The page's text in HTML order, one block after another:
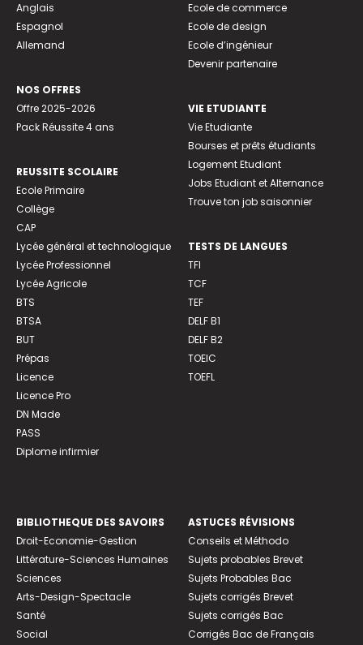
Anglais
Espagnol
Allemand
NOS OFFRES
Offre 2025-2026
Pack Réussite 4 ans
REUSSITE SCOLAIRE
Ecole Primaire
Collège
CAP
Lycée général et technologique
Lycée Professionnel
Lycée Agricole
BTS
BTSA
BUT
Prépas
Licence
Licence Pro
DN Made
PASS
Diplome infirmier
Ecole de commerce
Ecole de design
Ecole d’ingénieur
Devenir partenaire
VIE ETUDIANTE
Vie Etudiante
Bourses et prêts étudiants
Logement Etudiant
Jobs Etudiant et Alternance
Trouve ton job saisonnier
TESTS DE LANGUES
TFI
TCF
TEF
DELF B1
DELF B2
TOEIC
TOEFL
BIBLIOTHEQUE DES SAVOIRS
Droit-Economie-Gestion
Littérature-Sciences Humaines
Sciences
Arts-Design-Spectacle
Santé
Social
ASTUCES RÉVISIONS
Conseils et Méthodo
Sujets probables Brevet
Sujets Probables Bac
Sujets corrigés Brevet
Sujets corrigés Bac
Corrigés Bac de Français